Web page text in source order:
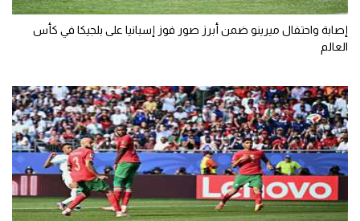
إصابة واحتفال ميرينو ضمن أبرز صور فوز إسبانيا على بلجيكا في كأس
العالم